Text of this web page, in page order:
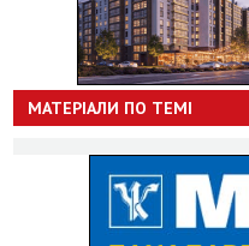
МАТЕРІАЛИ ПО ТЕМІ